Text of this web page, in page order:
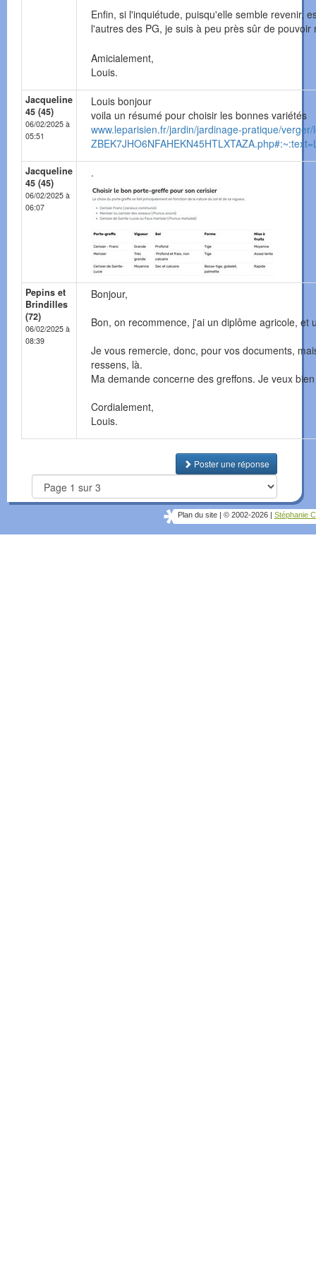
Enfin, si l'inquiétude, puisqu'elle semble revenir,
l'autres des PG, je suis à peu près sûr de
Amicialement,
Louis.
Jacqueline
45 (45)
06/02/2025 à
05:51
Louis bonjour
voila un résumé pour choisir les bonnes variétés
www.leparisien.fr/jardin/jardinage-pratique/
Jacqueline
45 (45)
06/02/2025 à
06:07
.
Pepins et
Brindilles
(72)
06/02/2025 à
08:39
Bonjour,
Bon, on recommence, j'ai un diplôme agricole,
Je vous remercie, donc, pour vos documents,
ressens, là.
Ma demande concerne des greffons. Je veux
Cordialement,
Louis.
Poster une réponse
Plan du site © 2002-2026 Stéphanie C